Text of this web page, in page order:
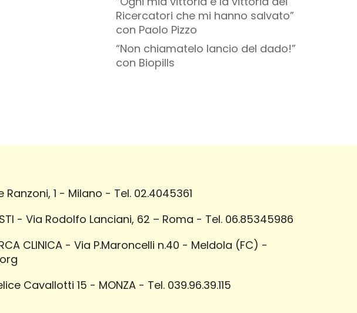
Ricercatori che mi hanno salvato”
con Paolo Pizzo
“Non chiamatelo lancio del dado!”
con Biopills
Ranzoni, 1 - Milano - Tel. 02.4045361
- Via Rodolfo Lanciani, 62 – Roma - Tel. 06.85345986
CLINICA - Via P.Maroncelli n.40 - Meldola (FC) -
Cavallotti 15 - MONZA - Tel. 039.96.39.115